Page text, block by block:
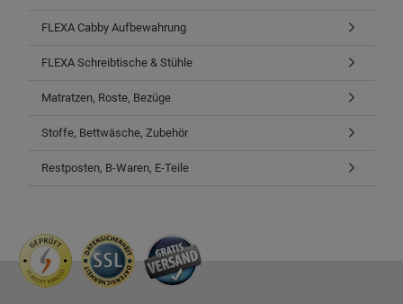
FLEXA Cabby Aufbewahrung
FLEXA Schreibtische & Stühle
Matratzen, Roste, Bezüge
Stoffe, Bettwäsche, Zubehör
Restposten, B-Waren, E-Teile